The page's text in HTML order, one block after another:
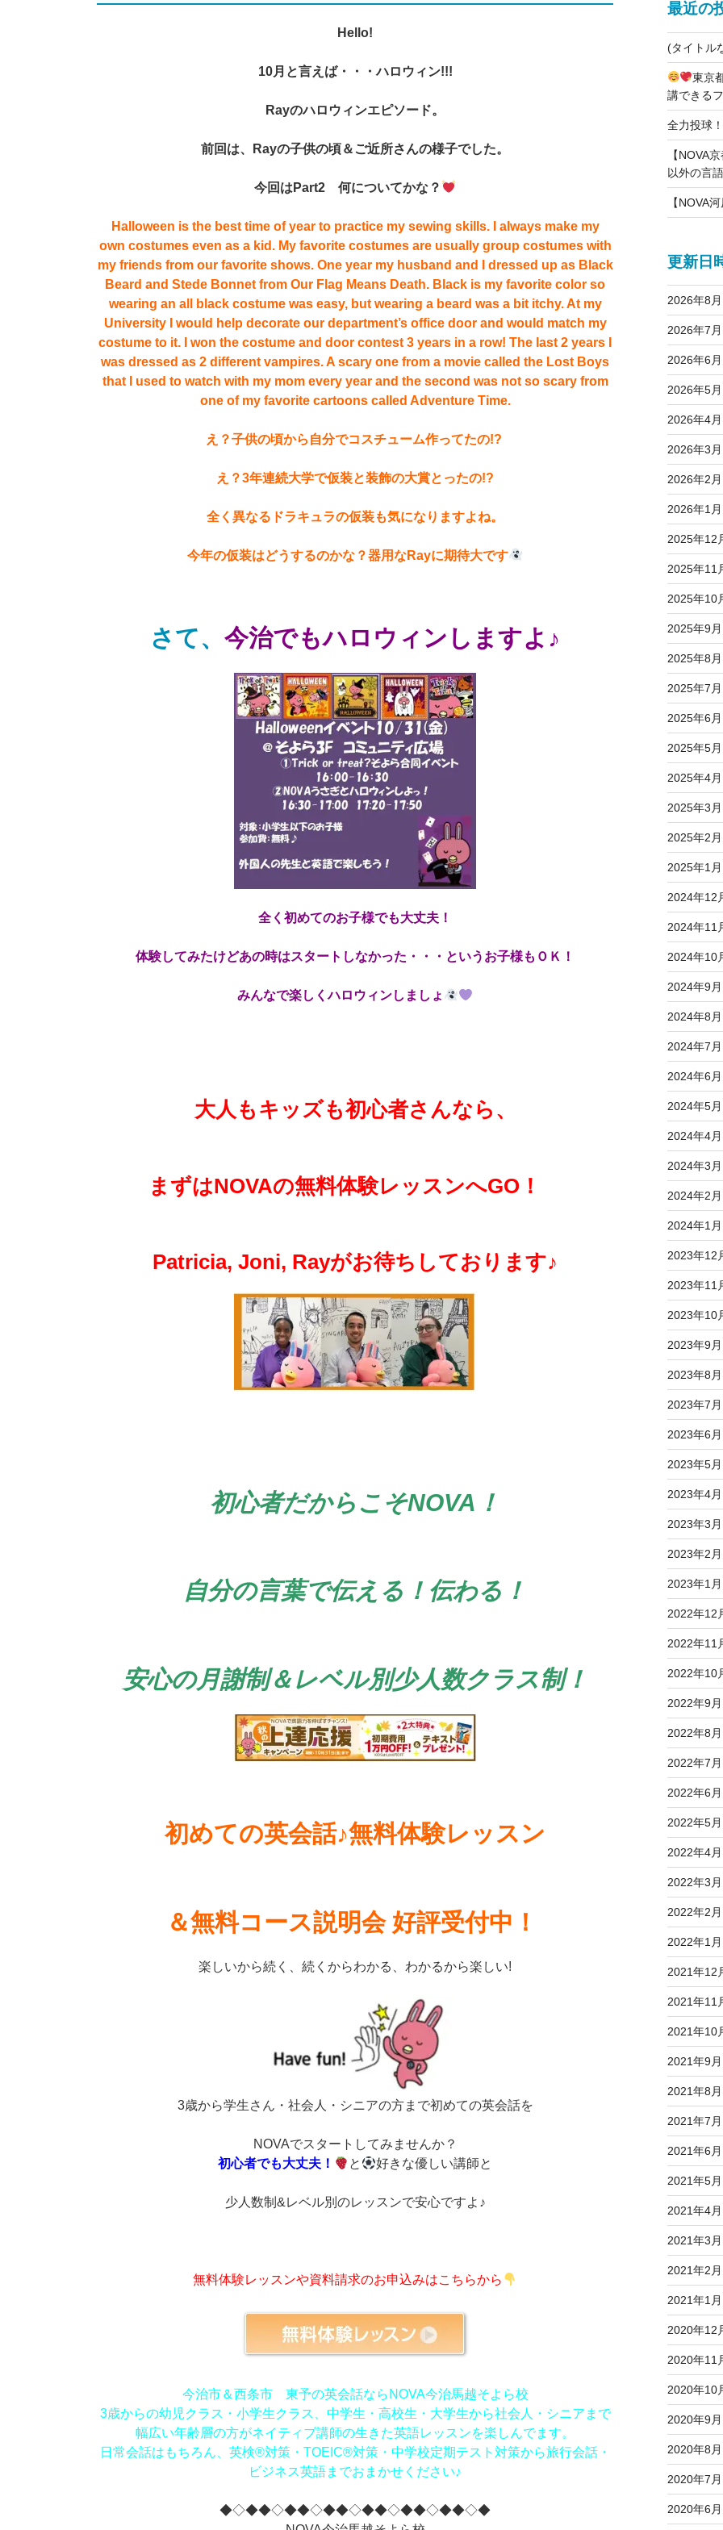
Hello!
10月と言えば・・・ハロウィン!!!
Rayのハロウィンエピソード。
前回は、Rayの子供の頃＆ご近所さんの様子でした。
今回はPart2 何についてかな？
Halloween is the best time of year to practice my sewing skills. I always make my
own costumes even as a kid. My favorite costumes are usually group costumes with
my friends from our favorite shows. One year my husband and I dressed up as Black
Beard and Stede Bonnet from Our Flag Means Death. Black is my favorite color so
wearing an all black costume was easy, but wearing a beard was a bit itchy. At my
University I would help decorate our department’s office door and would match my
costume to it. I won the costume and door contest 3 years in a row! The last 2 years I
was dressed as 2 different vampires. A scary one from a movie called the Lost Boys
that I used to watch with my mom every year and the second was not so scary from
one of my favorite cartoons called Adventure Time.
え？子供の頃から自分でコスチューム作ってたの!?
え？3年連続大学で仮装と装飾の大賞とったの!?
全く異なるドラキュラの仮装も気になりますよね。
今年の仮装はどうするのかな？器用なRayに期待大です
さて、今治でもハロウィンしますよ♪
全く初めてのお子様でも大丈夫！
体験してみたけどあの時はスタートしなかった・・・というお子様もＯＫ！
みんなで楽しくハロウィンしましょ
大人もキッズも初心者さんなら、
まずはNOVAの無料体験レッスンへGO！
Patricia, Joni, Rayがお待ちしております♪
初心者だからこそNOVA！
自分の言葉で伝える！伝わる！
安心の月謝制＆レベル別少人数クラス制！
初めての英会話♪無料体験レッスン
＆無料コース説明会 好評受付中！
楽しいから続く、続くからわかる、わかるから楽しい!
3歳から学生さん・社会人・シニアの方まで初めての英会話を
NOVAでスタートしてみませんか？
初心者でも大丈夫！
と 好きな優しい講師と
少人数制&レベル別のレッスンで安心ですよ♪
無料体験レッスンや資料請求のお申込みはこちらから
今治市＆西条市 東予の英会話ならNOVA今治馬越そよら校
3歳からの幼児クラス・小学生クラス、中学生・高校生・大学生から社会人・シニアまで
幅広い年齢層の方がネイティブ講師の生きた英語レッスンを楽しんでます。
日常会話はもちろん、英検®対策・TOEIC®対策・中学校定期テスト対策から旅行会話・
ビジネス英語までおまかせください♪
◆◇◆◆◇◆◆◇◆◆◇◆◆◇◆◆◇◆◆◇◆
最近の
(タイトル
東京
講できる
全力投球
【NOVA
以外の言
【NOVA
更新日
2026年8月
2026年7月
2026年6月
2026年5月
2026年4月
2026年3月
2026年2月
2026年1月
2025年12
2025年11
2025年10
2025年9月
2025年8月
2025年7月
2025年6月
2025年5月
2025年4月
2025年3月
2025年2月
2025年1月
2024年12
2024年11
2024年10
2024年9月
2024年8月
2024年7月
2024年6月
2024年5月
2024年4月
2024年3月
2024年2月
2024年1月
2023年12
2023年11
2023年10
2023年9月
2023年8月
2023年7月
2023年6月
2023年5月
2023年4月
2023年3月
2023年2月
2023年1月
2022年12
2022年11
2022年10
2022年9月
2022年8月
2022年7月
2022年6月
2022年5月
2022年4月
2022年3月
2022年2月
2022年1月
2021年12
2021年11
2021年10
2021年9月
2021年8月
2021年7月
2021年6月
2021年5月
2021年4月
2021年3月
2021年2月
2021年1月
2020年12
2020年11
2020年10
2020年9月
2020年8月
2020年7月
2020年6月